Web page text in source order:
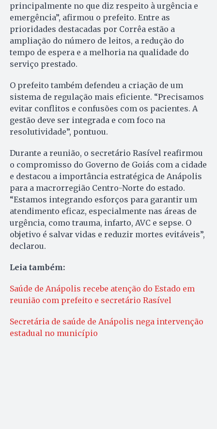
principalmente no que diz respeito à urgência e
emergência”, afirmou o prefeito. Entre as
prioridades destacadas por Corrêa estão a
ampliação do número de leitos, a redução do
tempo de espera e a melhoria na qualidade do
serviço prestado.
O prefeito também defendeu a criação de um
sistema de regulação mais eficiente. “Precisamos
evitar conflitos e confusões com os pacientes. A
gestão deve ser integrada e com foco na
resolutividade”, pontuou.
Durante a reunião, o secretário Rasível reafirmou
o compromisso do Governo de Goiás com a cidade
e destacou a importância estratégica de Anápolis
para a macrorregião Centro-Norte do estado.
“Estamos integrando esforços para garantir um
atendimento eficaz, especialmente nas áreas de
urgência, como trauma, infarto, AVC e sepse. O
objetivo é salvar vidas e reduzir mortes evitáveis”,
declarou.
Leia também:
Saúde de Anápolis recebe atenção do Estado em
reunião com prefeito e secretário Rasível
Secretária de saúde de Anápolis nega intervenção
estadual no município